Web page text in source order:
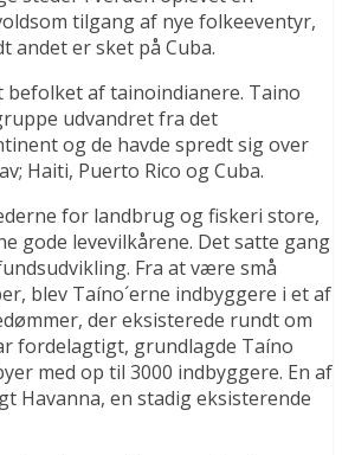
tilgang af nye folkeeventyr,
andet er sket på Cuba.
befolket af tainoindianere. Taino
udvandret fra det
og de havde spredt sig over
Haiti, Puerto Rico og Cuba.
for landbrug og fiskeri store,
gode levevilkårene. Det satte gang
Fra at være små
blev Taíno´erne indbyggere i et af
der eksisterede rundt om
fordelagtigt, grundlagde Taíno
med op til 3000 indbyggere. En af
Havanna, en stadig eksisterende